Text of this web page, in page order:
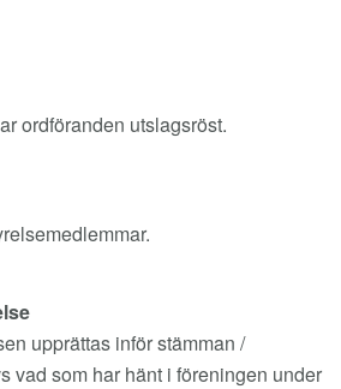
ordföranden utslagsröst.
upprättas inför stämman /
vad som har hänt i föreningen under